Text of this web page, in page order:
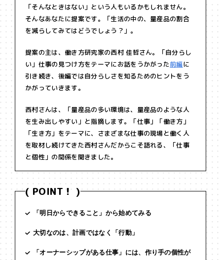
「そんなときはない」という人もいるかもしれません。
そんなあなたに提案です。「生活の中の、量産品の割合
を減らしてみてはどうでしょう？」。
提案の主は、働き方研究家の西村 佳哲さん。「自分らし
い」仕事の見つけ方をテーマにお話をうかがった前編に
引き続き、後編では自分らしさを知るためのヒントをう
かがっていきます。
西村さんは、「量産品の多い環境は、量産品のような人
を生み出しやすい」と指摘します。「仕事」「働き方」
「生き方」をテーマに、さまざまな仕事の現場と働く人
を取材し続けてきた西村さんだからこそ語れる、「仕事
と個性」の関係を聞きました。
( POINT！ )
「明日からできること」から始めてみる
大切なのは、計画ではなく「行動」
「オーナーシップがある仕事」には、作り手の個性が